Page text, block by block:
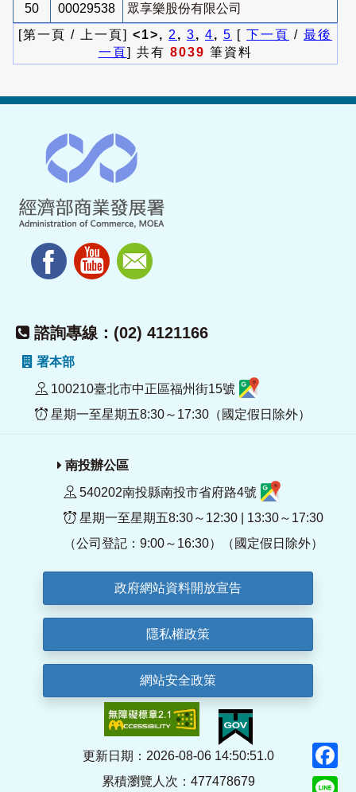
50 00029538
眾享樂股份有限公司
[第一頁 / 上一頁] <1>, 2 , 3, 4, 5 [ 下一頁 / 最後
一頁] 共有 8039 筆資料
諮詢專線：(02) 4121166
署本部
100210臺北市中正區福州街15號
星期一至星期五8:30～17:30（國定假日除外）
南投辦公區
540202南投縣南投市省府路4號
星期一至星期五8:30～12:30 | 13:30～17:30
（公司登記：9:00～16:30）（國定假日除外）
政府網站資料開放宣告
隱私權政策
網站安全政策
更新日期：2026-08-06 14:50:51.0
累積瀏覽人次：477478679